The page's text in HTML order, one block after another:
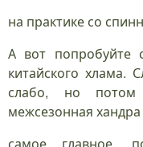
на практике со
А вот попробуйте
китайского
слабо, но
межсезонная хандра